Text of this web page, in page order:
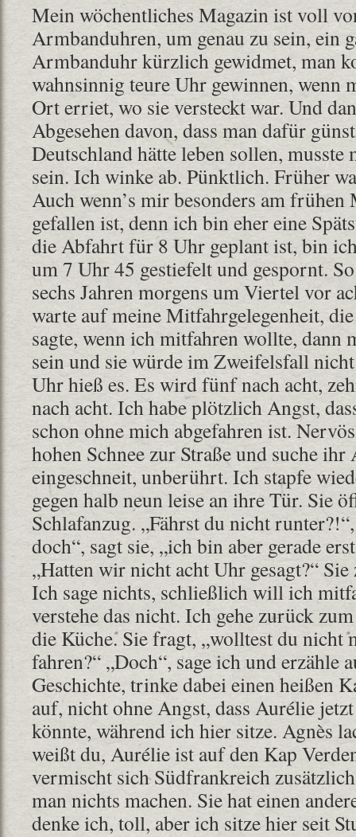
Mein wöchentliches Magazin ist voll
Armbanduhren, um genau zu sein, ein
Armbanduhr kürzlich gewidmet, man
wahnsinnig teure Uhr gewinnen, wenn
Ort erriet, wo sie versteckt war. Und
Abgesehen davon, dass man dafür
Deutschland hätte leben sollen,
sein. Ich winke ab. Pünktlich. Früher
Auch wenn’s mir besonders am frühen
gefallen ist, denn ich bin eher eine
die Abfahrt für 8 Uhr geplant ist, bin
um 7 Uhr 45 gestiefelt und gespornt.
sechs Jahren morgens um Viertel vor
warte auf meine Mitfahrgelegenheit,
sagte, wenn ich mitfahren wollte, dann
sein und sie würde im Zweifelsfall
Uhr hieß es. Es wird fünf nach acht,
nach acht. Ich habe plötzlich Angst,
schon ohne mich abgefahren ist.
hohen Schnee zur Straße und suche
eingeschneit, unberührt. Ich stapfe
gegen halb neun leise an ihre Tür. Sie
Schlafanzug. „Fährst du nicht
doch“, sagt sie, „ich bin aber gerade
„Hatten wir nicht acht Uhr gesagt?“
Ich sage nichts, schließlich will ich
verstehe das nicht. Ich gehe zurück
die Küche. Sie fragt, „wolltest du nicht
fahren?“ „Doch“, sage ich und erzähle
Geschichte, trinke dabei einen heißen
auf, nicht ohne Angst, dass Aurélie
könnte, während ich hier sitze. Agnès
weißt du, Aurélie ist auf den Kap
vermischt sich Südfrankreich
man nichts machen. Sie hat einen
denke ich, toll, aber ich sitze hier seit